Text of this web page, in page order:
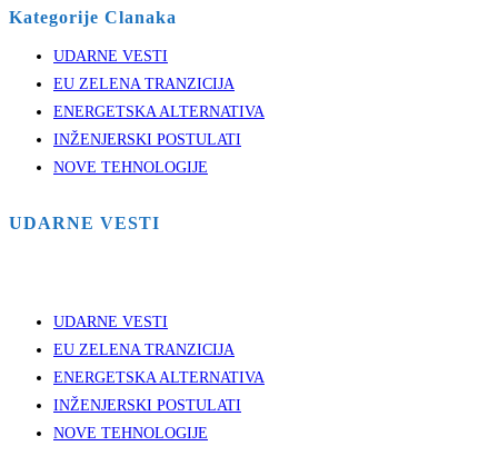
Kategorije Clanaka
UDARNE VESTI
EU ZELENA TRANZICIJA
ENERGETSKA ALTERNATIVA
INŽENJERSKI POSTULATI
NOVE TEHNOLOGIJE
UDARNE VESTI
UDARNE VESTI
EU ZELENA TRANZICIJA
ENERGETSKA ALTERNATIVA
INŽENJERSKI POSTULATI
NOVE TEHNOLOGIJE